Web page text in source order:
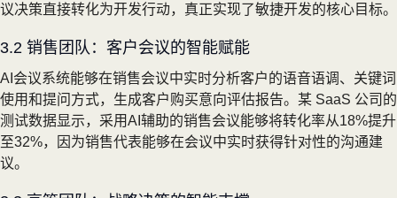
议决策直接转化为开发行动，真正实现了敏捷开发的核心目标。
3.2 销售团队：客户会议的智能赋能
AI会议系统能够在销售会议中实时分析客户的语音语调、关键词
使用和提问方式，生成客户购买意向评估报告。某 SaaS 公司的
测试数据显示，采用AI辅助的销售会议能够将转化率从18%提升
至32%，因为销售代表能够在会议中实时获得针对性的沟通建
议。